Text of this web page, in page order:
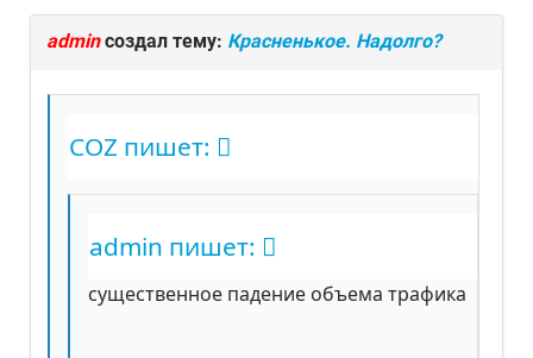
adminсоздал тему: Красненькое. Надолго?
COZ пишет:
admin пишет:
существенное падение объема трафика